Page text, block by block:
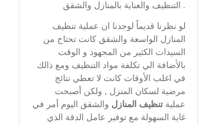
التنظيف والعناية بالمنازل والشقق .
لو نظرنا قديماً لوجدنا ان عملية تنظيف
المنازل الواسعة والشقق كانت تحتاج من
السيدات الكثير من المجهود و الوقت
بالأضافة الي تكلفة مواد التنظيف ومع ذالك
في اغلب الأوقات كانت لا تعطي نتائج
مرضية لسكان المنزل , ولكن أصبحت
عملية تنظيف المنازل والشقق اليوم أمر في
غاية السهولة مع توفير عامل الدقة الذي